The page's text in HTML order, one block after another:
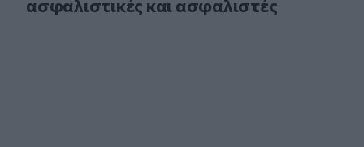
ασφαλιστικές και ασφαλιστές